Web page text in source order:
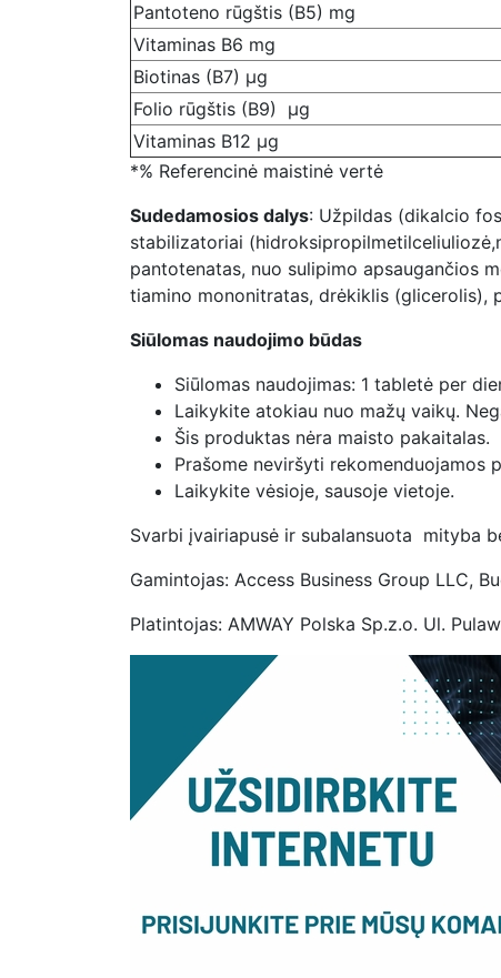
Pantoteno rūgštis (B5) mg
Vitaminas B6 mg
Biotinas (B7) µg
Folio rūgštis (B9) µg
Vitaminas B12 µg
*% Referencinė maistinė vertė
Sudedamosios dalys: Užpildas (dikalcio
stabilizatoriai
pantotenatas, nuo sulipimo apsaugančios
tiamino mononitratas, drėkiklis (glicerolis),
Siūlomas naudojimo būdas
Siūlomas naudojimas: 1 tabletė per
Laikykite atokiau nuo mažų vaikų.
Šis produktas nėra maisto pakaitalas.
Prašome neviršyti rekomenduojamos
Laikykite vėsioje, sausoje vietoje.
Svarbi įvairiapusė ir subalansuota mityba
Gamintojas: Access Business Group LLC,
Platintojas: AMWAY Polska Sp.z.o. Ul.